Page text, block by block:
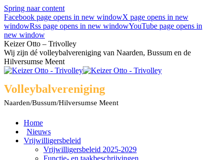
Spring naar content
Facebook page opens in new windowX page opens in new
windowRss page opens in new windowYouTube page opens in
new window
Keizer Otto – Trivolley
Wij zijn dé volleybalvereniging van Naarden, Bussum en de
Hilversumse Meent
Volleybalvereniging
Naarden/Bussum/Hilversumse Meent
Home
Nieuws
Vrijwilligersbeleid
Vrijwilligersbeleid 2025-2029
Functie- en taakbeschrijvingen